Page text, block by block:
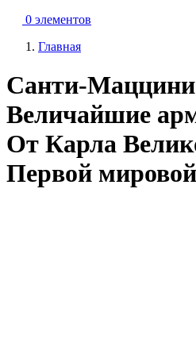
0 элементов
Главная
Санти-
Величайшие
От Карла
Первой